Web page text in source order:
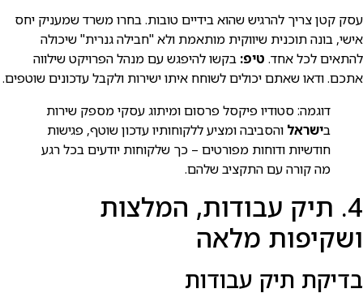
עסק קטן צריך להרגיש שהוא בידיים טובות. בחרו משרד שמעניק יחס
אישי, בונה תוכנית שיווקית מותאמת ולא "חבילה גנרית" שיכולה
להתאים לכל אחד. טיפ: בקשו להיפגש עם מנהל הפרויקט שילווה
אתכם. ודאו שאתם יכולים לשוחח איתו ישירות ולקבל עדכונים שוטפים.
דוגמה: סטודיו פיקסל פרסום ומיתוג עסקי מספק שירות
בישראל והסביבה ומציע ללקוחותיו עדכון שוטף, פגישות
חודשיות ודוחות מפורטים – כך שלקוחות יודעים בכל רגע
מה קורה עם התקציב שלהם.
4. תיק עבודות, המלצות
ושקיפות מלאה
בדיקת תיק עבודות